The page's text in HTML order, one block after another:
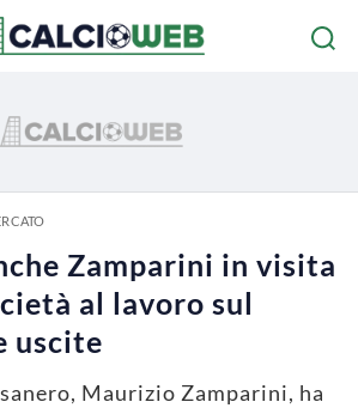
Zamparini in visita
al lavoro sul
uscite
Maurizio Zamparini, ha